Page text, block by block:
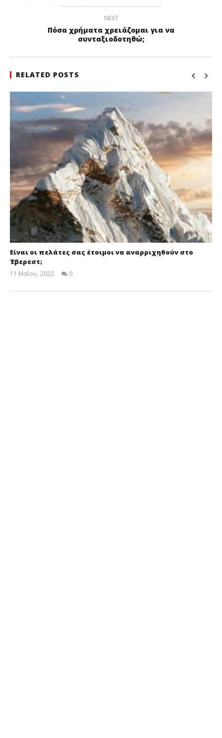
NEXT
Πόσα χρήματα χρειάζομαι για να
συνταξιοδοτηθώ;
RELATED POSTS
Είναι οι πελάτες σας έτοιμοι να αναρριχηθούν στο
Έβερεστ;
11 Μαΐου, 2022
Insurance
0